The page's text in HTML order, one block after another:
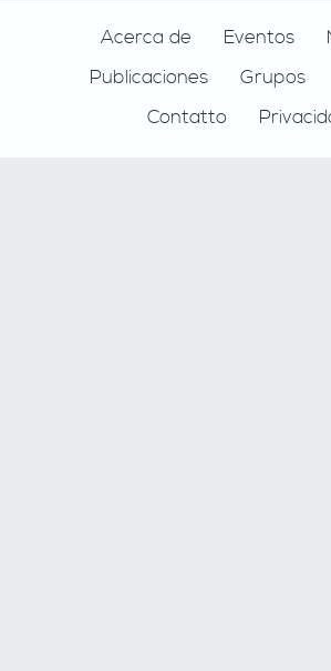
Acerca de Eventos
Publicaciones
Grupos
Contatto